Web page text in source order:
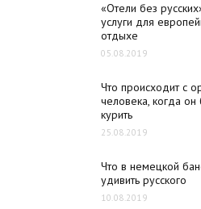
«Отели без
услуги для
отдыхе
05.08.2019
Что происходит с
человека, когда он
курить
25.08.2019
Что в немецкой
удивить русского
10.08.2019